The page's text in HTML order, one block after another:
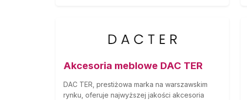
Akcesoria meblowe DAC TER
DAC TER, prestiżowa marka na warszawskim
rynku, oferuje najwyższej jakości akcesoria